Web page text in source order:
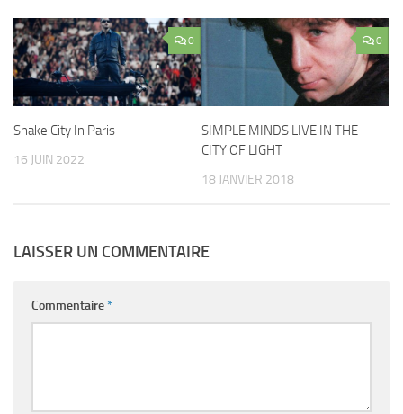
0
Snake City In Paris
16 JUIN 2022
0
SIMPLE MINDS LIVE IN THE
CITY OF LIGHT
18 JANVIER 2018
LAISSER UN COMMENTAIRE
Commentaire*